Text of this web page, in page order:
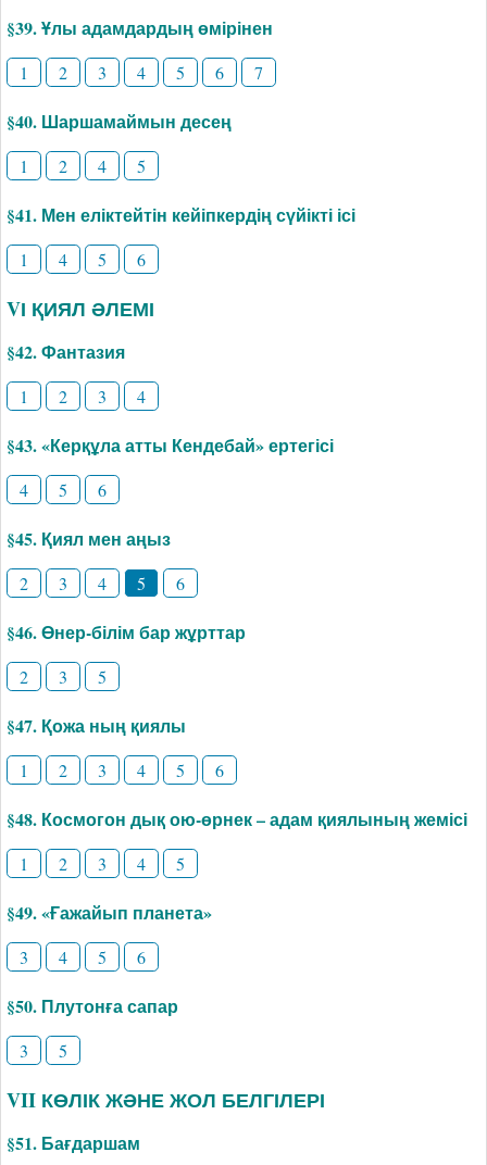
§39. Ұлы адамдардың өмірінен
1 2 3 4 5 6 7
§40. Шаршамаймын десең
1 2 4 5
§41. Мен еліктейтін кейіпкердің сүйікті ісі
1 4 5 6
VІ ҚИЯЛ ӘЛЕМІ
§42. Фантазия
1 2 3 4
§43. «Керқұла атты Кендебай» ертегісі
4 5 6
§45. Қиял мен аңыз
2 3 4 5 6
§46. Өнер-білім бар жұрттар
2 3 5
§47. Қожа ның қиялы
1 2 3 4 5 6
§48. Космогон дық ою-өрнек – адам қиялының жемісі
1 2 3 4 5
§49. «Ғажайып планета»
3 4 5 6
§50. Плутонға сапар
3 5
VII КӨЛІК ЖӘНЕ ЖОЛ БЕЛГІЛЕРІ
§51. Бағдаршам